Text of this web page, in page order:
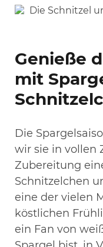
Genieße
mit
Die
wir sie in vollen
Zubereitung
Schnitzelchen
eine der vielen
köstlichen
ein Fan von